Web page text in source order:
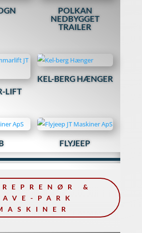
POLKAN
NEDBYGGET
TRAILER
LIFT
KEL-BERG HÆNGER
FLYJEEP
&
PARK